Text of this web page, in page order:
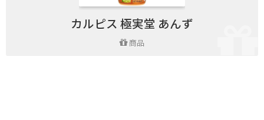
カルピス 極実堂 あんず
商品